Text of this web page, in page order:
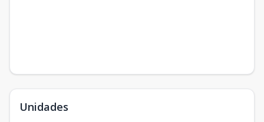
Unidades